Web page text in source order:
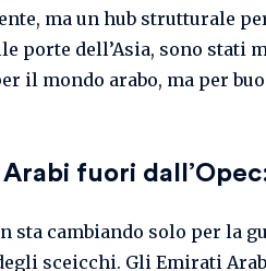
ma un hub strutturale
porte dell’Asia, sono stati
il mondo arabo, ma per
Arabi fuori
sta cambiando solo per la
sceicchi. Gli Emirati